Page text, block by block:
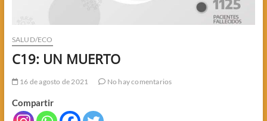
SALUD/ECO
C19: UN MUERTO
16 de agosto de 2021 No hay comentarios
Compartir